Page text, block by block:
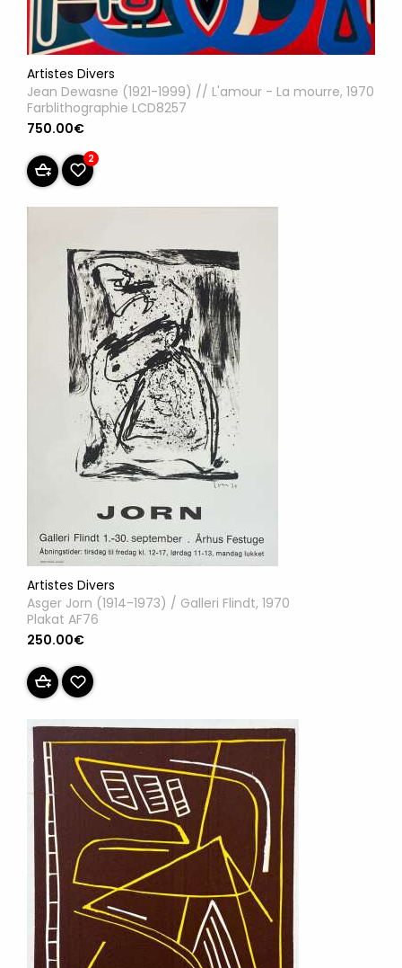
Artistes Divers
Jean Dewasne (1921-1999) // L'amour - La mourre, 1970
Farblithographie LCD8257
750.00€
2
Artistes Divers
Asger Jorn (1914-1973) / Galleri Flindt, 1970
Plakat AF76
250.00€